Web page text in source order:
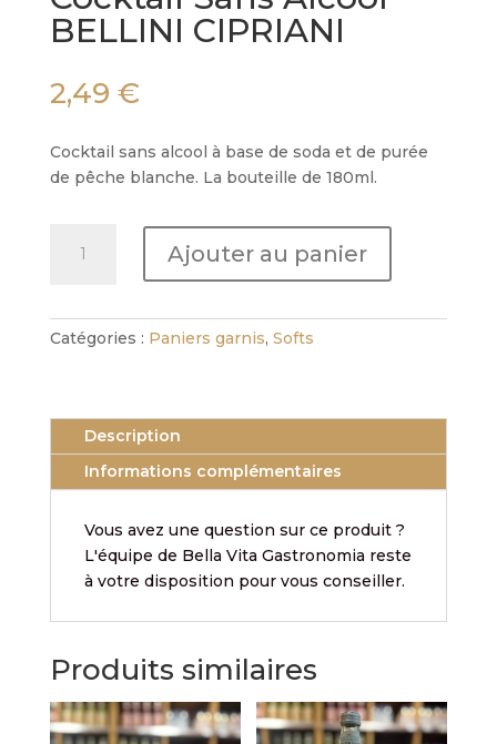
BELLINI CIPRIANI
2,49 €
Cocktail sans alcool à base de soda et de purée
de pêche blanche. La bouteille de 180ml.
Alcool
Ajouter au panier
Catégories : Paniers garnis, Softs
Description
Informations complémentaires
Vous avez une question sur ce produit ?
L'équipe de Bella Vita Gastronomia reste
à votre disposition pour vous conseiller.
Produits similaires